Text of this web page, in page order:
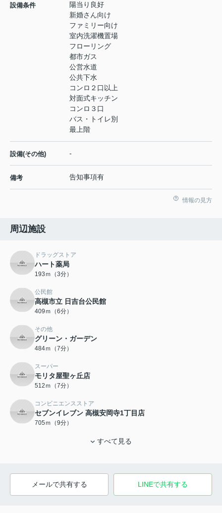
設備条件
陽当り良好
新婚さん向け
ファミリー向け
室内洗濯機置場
フローリング
都市ガス
公営水道
公共下水
コンロ２口以上
対面式キッチン
コンロ３口
バス・トイレ別
最上階
設備(その他) -
備考 告知事項有
情報の見方
周辺施設
ドラッグストア
ハート薬局
193ｍ（3分）
公民館
高槻市立 日吉台公民館
409ｍ（6分）
その他
グリーン・ガーデン
484ｍ（7分）
スーパー
モリタ屋聖ヶ丘店
512ｍ（7分）
コンビニエンスストア
セブンイレブン 高槻安岡寺1丁目店
705ｍ（9分）
すべて見る
メールで共有する LINEで共有する